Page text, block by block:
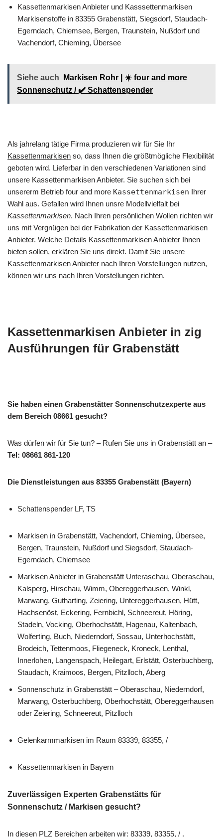
Kassettenmarkisen Anbieter und Kasssettenmarkisen
Markisenstoffe in 83355 Grabenstätt, Siegsdorf, Staudach-
Egerndach, Chiemsee, Bergen, Traunstein, Nußdorf und
Vachendorf, Chieming, Übersee
Siehe auch
Markisen Rohr | ☀️ four and more
Sonnenschutz / ✔️ Schattenspender
Als jahrelang tätige Firma produzieren wir für Sie Ihr
Kassettenmarkisen so, dass Ihnen die größtmögliche Flexibilität
geboten wird. Lieferbar in den verschiedenen Variationen sind
unsere Kassettenmarkisen Anbieter. Sie suchen sich bei
unsererm Betrieb four and more Kassettenmarkisen Ihrer
Wahl aus. Gefallen wird Ihnen unsre Modellvielfalt bei
Kassettenmarkisen. Nach Ihren persönlichen Wollen richten wir
uns mit Vergnügen bei der Fabrikation der Kassettenmarkisen
Anbieter. Welche Details Kassettenmarkisen Anbieter Ihnen
bieten sollen, erklären Sie uns direkt. Damit Sie unsere
Kassettenmarkisen Anbieter nach Ihren Vorstellungen nutzen,
können wir uns nach Ihren Vorstellungen richten.
Kassettenmarkisen Anbieter in zig
Ausführungen für Grabenstätt
Sie haben einen Grabenstätter Sonnenschutzexperte aus
dem Bereich 08661 gesucht?
Was dürfen wir für Sie tun? – Rufen Sie uns in Grabenstätt an –
Tel: 08661 861-120
Die Dienstleistungen aus 83355 Grabenstätt (Bayern)
Schattenspender LF, TS
Markisen in Grabenstätt, Vachendorf, Chieming, Übersee,
Bergen, Traunstein, Nußdorf und Siegsdorf, Staudach-
Egerndach, Chiemsee
Markisen Anbieter in Grabenstätt Unteraschau, Oberaschau,
Kalsperg, Hirschau, Wimm, Obereggerhausen, Winkl,
Marwang, Gutharting, Zeiering, Untereggerhausen, Hütt,
Hachsenöst, Eckering, Fernbichl, Schneereut, Höring,
Stadeln, Vocking, Oberhochstätt, Hagenau, Kaltenbach,
Wolferting, Buch, Niederndorf, Sossau, Unterhochstätt,
Brodeich, Tettenmoos, Fliegeneck, Kroneck, Lenthal,
Innerlohen, Langenspach, Heilegart, Erlstätt, Osterbuchberg,
Staudach, Kraimoos, Bergen, Pitzlloch, Aberg
Sonnenschutz in Grabenstätt – Oberaschau, Niederndorf,
Marwang, Osterbuchberg, Oberhochstätt, Obereggerhausen
oder Zeiering, Schneereut, Pitzlloch
Gelenkarmmarkisen im Raum 83339, 83355, /
Kassettenmarkisen in Bayern
Zuverlässigen Experten Grabenstätts für
Sonnenschutz / Markisen gesucht?
In diesen PLZ Bereichen arbeiten wir: 83339, 83355, / .